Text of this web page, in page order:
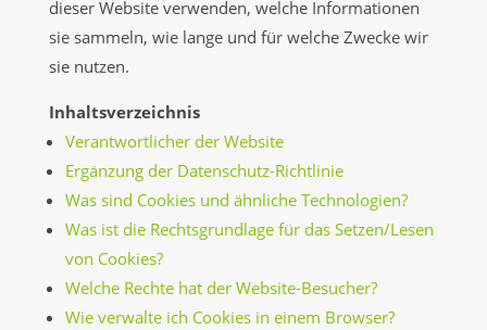
dieser Website verwenden, welche Informationen
sie sammeln, wie lange und für welche Zwecke wir
sie nutzen.
Inhaltsverzeichnis
Verantwortlicher der Website
Ergänzung der Datenschutz-Richtlinie
Was sind Cookies und ähnliche Technologien?
Was ist die Rechtsgrundlage für das Setzen/Lesen
von Cookies?
Welche Rechte hat der Website-Besucher?
Wie verwalte ich Cookies in einem Browser?